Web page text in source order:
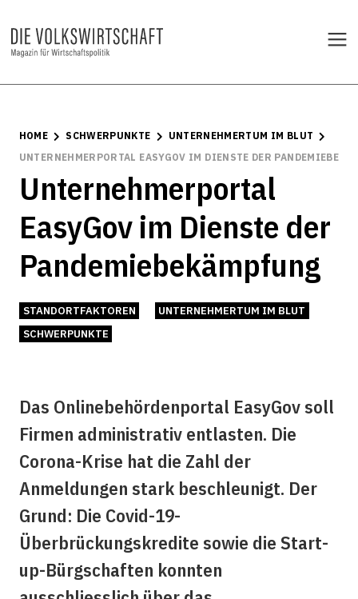
HOME SCHWERPUNKTE
UNTERNEHMERTUM IM BLUT
UNTERNEHMERPORTAL EASYGOV IM DIENSTE DER
Unternehmerportal
EasyGov im Dienste der
Pandemiebekämpfung
STANDORTFAKTOREN
UNTERNEHMERTUM IM BLUT
SCHWERPUNKTE
Das Onlinebehördenportal EasyGov soll
Firmen administrativ entlasten. Die
Corona-Krise hat die Zahl der
Anmeldungen stark beschleunigt. Der
Grund: Die Covid-19-
Überbrückungskredite sowie die Start-
up-Bürgschaften konnten